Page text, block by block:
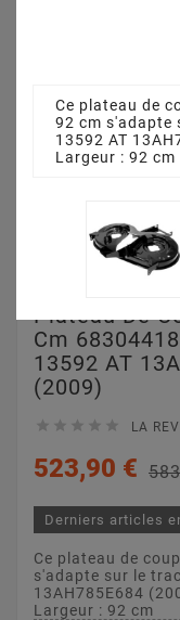
Plateau De
Cm
13592 AT
(2009)
     LA
523,90 €
Derniers articles
Ce plateau de
s'adapte sur le
13AH785E684
Largeur : 92 cm
Ce plateau de
92 cm s'adapte
13592 AT
Largeur : 92 cm